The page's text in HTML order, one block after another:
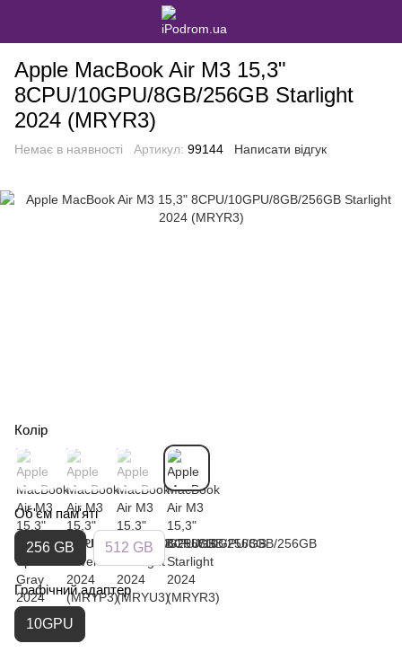
Apple MacBook Air M3 15,3"
8CPU/10GPU/8GB/256GB Starlight
2024 (MRYR3)
Немає в наявності Артикул: 99144 Написати відгук
Колір
Об'єм пам'яті
256 GB 512 GB
Графічний адаптер
10GPU